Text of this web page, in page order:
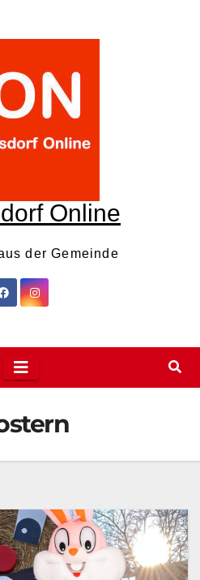
Online
der Gemeinde